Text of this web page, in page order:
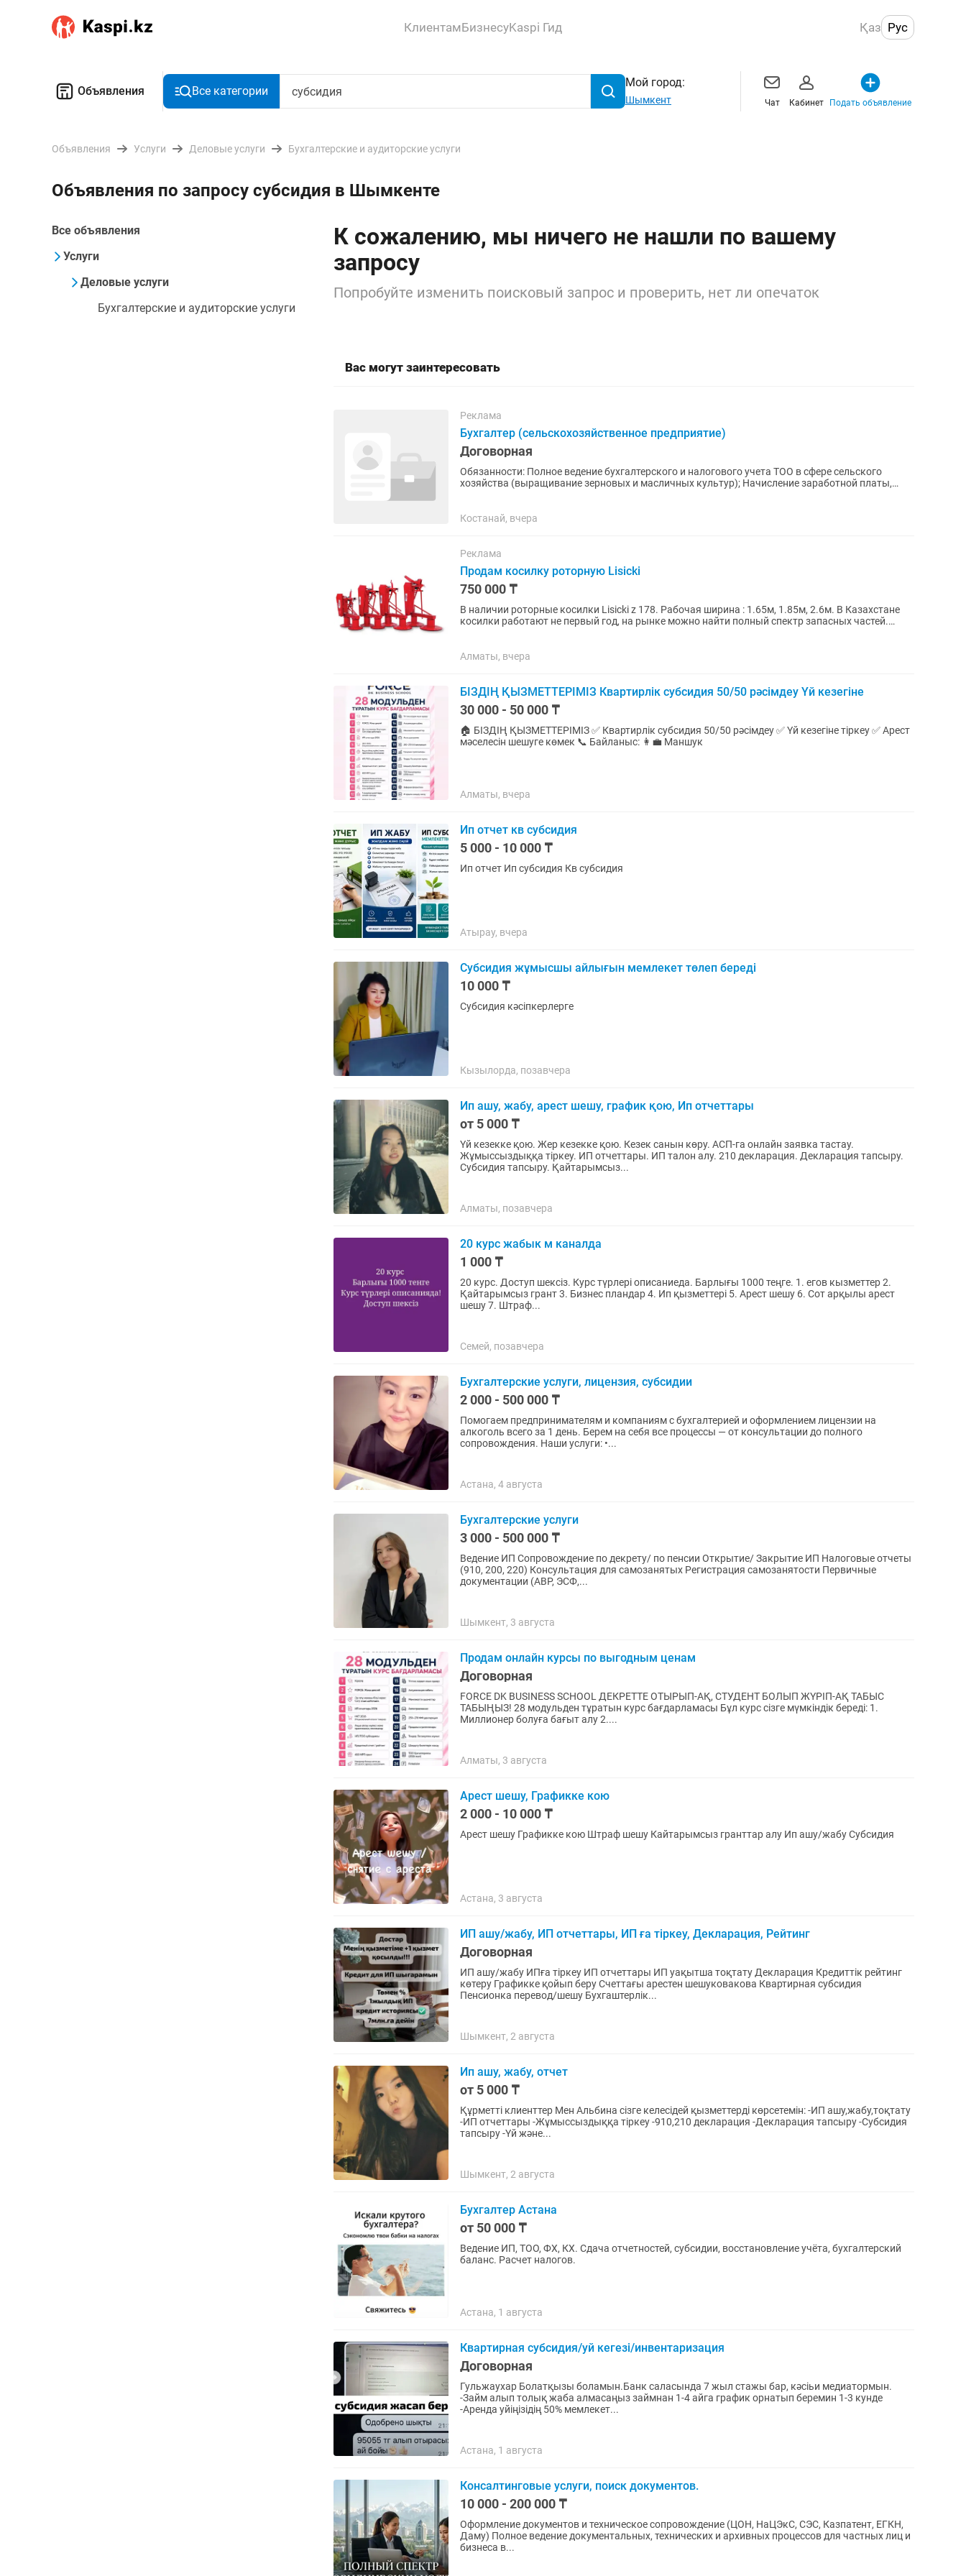
КлиентамБизнесуKaspi Гид Қаз Рус
Объявления Все категории
Мой город:
Шымкент Чат Кабинет Подать объявление
Объявления Услуги Деловые услуги Бухгалтерские и аудиторские услуги
Объявления по запросу субсидия в Шымкенте
Все объявления
Услуги
Деловые услуги
Бухгалтерские и аудиторские услуги
К сожалению, мы ничего не нашли по вашему
запросу
Попробуйте изменить поисковый запрос и проверить, нет ли опечаток
Вас могут заинтересовать
Реклама
Бухгалтер (сельскохозяйственное предприятие)
Договорная
Обязанности: Полное ведение бухгалтерского и налогового учета ТОО в сфере сельского
хозяйства (выращивание зерновых и масличных культур); Начисление заработной платы,
Костанай, вчера
Реклама
Продам косилку роторную Lisicki
750 000 ₸
В наличии роторные косилки Lisicki z 178. Рабочая ширина : 1.65м, 1.85м, 2.6м. В Казахстане
косилки работают не первый год, на рынке можно найти полный спектр запасных частей.
Алматы, вчера
БІЗДІҢ ҚЫЗМЕТТЕРІМІЗ Квартирлік субсидия 50/50 рәсімдеу Үй кезегіне
30 000 - 50 000 ₸
🏠 БІЗДІҢ ҚЫЗМЕТТЕРІМІЗ ✅ Квартирлік субсидия 50/50 рәсімдеу ✅ Үй кезегіне тіркеу ✅ Арест
мәселесін шешуге көмек 📞 Байланыс: 👩💼 Маншук
Алматы, вчера
Ип отчет кв субсидия
5 000 - 10 000 ₸
Ип отчет Ип субсидия Кв субсидия
Атырау, вчера
Субсидия жұмысшы айлығын мемлекет төлеп береді
10 000 ₸
Субсидия кәсіпкерлерге
Кызылорда, позавчера
Ип ашу, жабу, арест шешу, график қою, Ип отчеттары
от 5 000 ₸
Үй кезекке қою. Жер кезекке қою. Кезек санын көру. АСП-га онлайн заявка тастау.
Жұмыссыздыққа тіркеу. ИП отчеттары. ИП талон алу. 210 декларация. Декларация тапсыру.
Субсидия тапсыру. Қайтарымсыз...
Алматы, позавчера
20 курс жабык м каналда
1 000 ₸
20 курс. Доступ шексіз. Курс түрлері описаниеда. Барлығы 1000 теңге. 1. егов кызметтер 2.
Қайтарымсыз грант 3. Бизнес пландар 4. Ип қызметтері 5. Арест шешу 6. Сот арқылы арест
шешу 7. Штраф...
Семей, позавчера
Бухгалтерские услуги, лицензия, субсидии
2 000 - 500 000 ₸
Помогаем предпринимателям и компаниям с бухгалтерией и оформлением лицензии на
алкоголь всего за 1 день. Берем на себя все процессы — от консультации до полного
сопровождения. Наши услуги: •...
Астана, 4 августа
Бухгалтерские услуги
3 000 - 500 000 ₸
Ведение ИП Сопровождение по декрету/ по пенсии Открытие/ Закрытие ИП Налоговые отчеты
(910, 200, 220) Консультация для самозанятых Регистрация самозанятости Первичные
документации (АВР, ЭСФ,...
Шымкент, 3 августа
Продам онлайн курсы по выгодным ценам
Договорная
FORCE DK BUSINESS SCHOOL ДЕКРЕТТЕ ОТЫРЫП-АҚ, СТУДЕНТ БОЛЫП ЖҮРІП-АҚ ТАБЫС
ТАБЫҢЫЗ! 28 модульден тұратын курс бағдарламасы Бұл курс сізге мүмкіндік береді: 1.
Миллионер болуға бағыт алу 2....
Алматы, 3 августа
Арест шешу, Графикке кою
2 000 - 10 000 ₸
Арест шешу Графикке кою Штраф шешу Кайтарымсыз гранттар алу Ип ашу/жабу Субсидия
Астана, 3 августа
ИП ашу/жабу, ИП отчеттары, ИП ға тіркеу, Декларация, Рейтинг
Договорная
ИП ашу/жабу ИПға тіркеу ИП отчеттары ИП уақытша тоқтату Декларация Кредиттік рейтинг
көтеру Графикке қойып беру Счеттағы арестен шешуковакова Квартирная субсидия
Пенсионка перевод/шешу Бухгаштерлік...
Шымкент, 2 августа
Ип ашу, жабу, отчет
от 5 000 ₸
Құрметті клиенттер Мен Альбина сізге келесідей қызметтерді көрсетемін: -ИП ашу,жабу,тоқтату
-ИП отчеттары -Жұмыссыздыққа тіркеу -910,210 декларация -Декларация тапсыру -Субсидия
тапсыру -Үй және...
Шымкент, 2 августа
Бухгалтер Астана
от 50 000 ₸
Ведение ИП, ТОО, ФХ, КХ. Сдача отчетностей, субсидии, восстановление учёта, бухгалтерский
баланс. Расчет налогов.
Астана, 1 августа
Квартирная субсидия/уй кегезі/инвентаризация
Договорная
Гульжаухар Болатқызы боламын.Банк саласында 7 жыл стажы бар, кәсіьи медиатормын.
-Займ алып толық жаба алмасаңыз займнан 1-4 айга график орнатып беремин 1-3 кунде
-Аренда уйіңізідің 50% мемлекет...
Астана, 1 августа
Консалтинговые услуги, поиск документов.
10 000 - 200 000 ₸
Оформление документов и техническое сопровождение (ЦОН, НаЦЭкС, СЭС, Казпатент, ЕГКН,
Даму) Полное ведение документальных, технических и архивных процессов для частных лиц и
бизнеса в...